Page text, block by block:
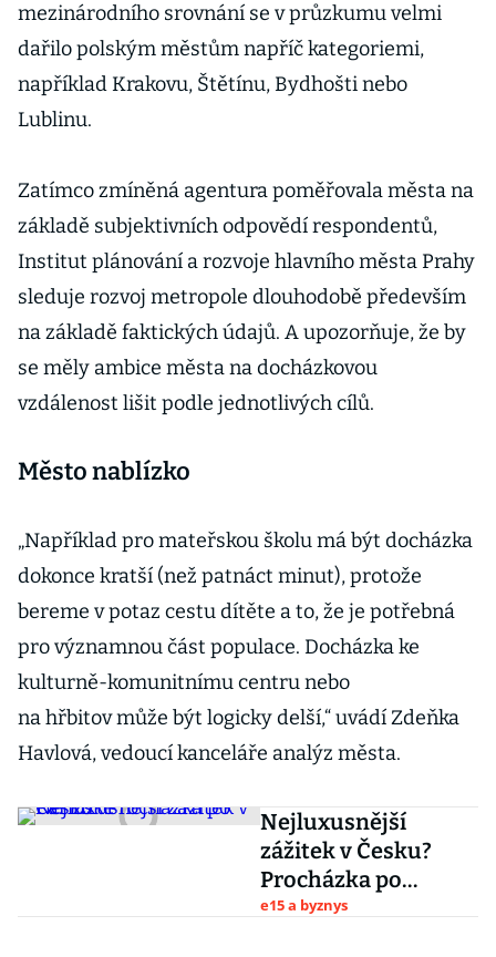
mezinárodního srovnání se v průzkumu velmi
dařilo polským městům napříč kategoriemi,
například Krakovu, Štětínu, Bydhošti nebo
Lublinu.
Zatímco zmíněná agentura poměřovala města na
základě subjektivních odpovědí respondentů,
Institut plánování a rozvoje hlavního města Prahy
sleduje rozvoj metropole dlouhodobě především
na základě faktických údajů. A upozorňuje, že by
se měly ambice města na docházkovou
vzdálenost lišit podle jednotlivých cílů.
Město nablízko
„Například pro mateřskou školu má být docházka
dokonce kratší (než patnáct minut), protože
bereme v potaz cestu dítěte a to, že je potřebná
pro významnou část populace. Docházka ke
kulturně-komunitnímu centru nebo
na hřbitov může být logicky delší,“ uvádí Zdeňka
Havlová, vedoucí kanceláře analýz města.
Nejluxusnější
zážitek v Česku?
Procházka po
Pařížské
e15 a byznys